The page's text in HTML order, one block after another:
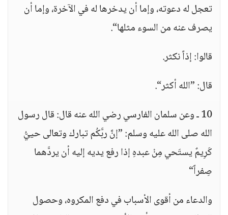
تعجل له دعوته، وإما أن يدخرها له في الآخرة، وإما أن
يصرف عنه من السوء مثلها“.
قالوا: إذاً نكثر.
قال: ”الله أكثر“.
10 ـ وعن سلمان الفارسي رضي الله عنه قال: قال رسول
الله صلى الله عليه وسلم: ”إنَّ ربَّكُم تبارك وتعالى حييُّ
كَرِيمٌ يستَحي مِنْ عبدهِ إذا رفع يديه إليه أن يردَّهما
صِفراً“
والدعاء من أقوى الأسباب في دفع المكروه، وحصول